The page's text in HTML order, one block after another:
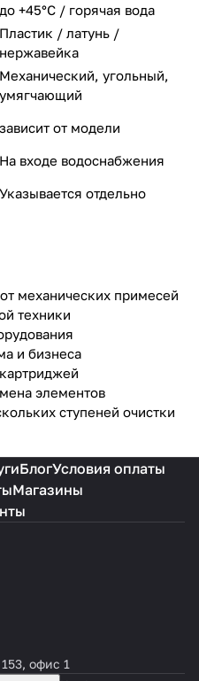
до +45°C / горячая вода
Пластик / латунь /
нержавейка
Механический, угольный,
умягчающий
зависит от модели
На входе водоснабжения
Указывается отдельно
механических примесей
техники
и бизнеса
элементов
ступеней очистки
БлогУсловия оплаты
Магазины
офис 1